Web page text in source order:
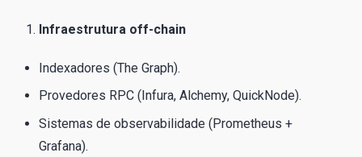
Infraestrutura off-chain
Indexadores (The Graph).
Provedores RPC (Infura, Alchemy, QuickNode).
Sistemas de observabilidade (Prometheus +
Grafana).